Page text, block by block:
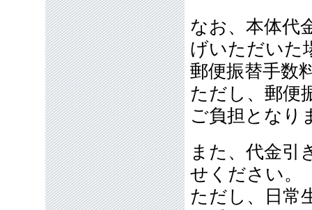
なお、本体代
げいただいた
郵便振替手数
ただし、郵便
ご負担となり
また、代金引
せください。
ただし、日常